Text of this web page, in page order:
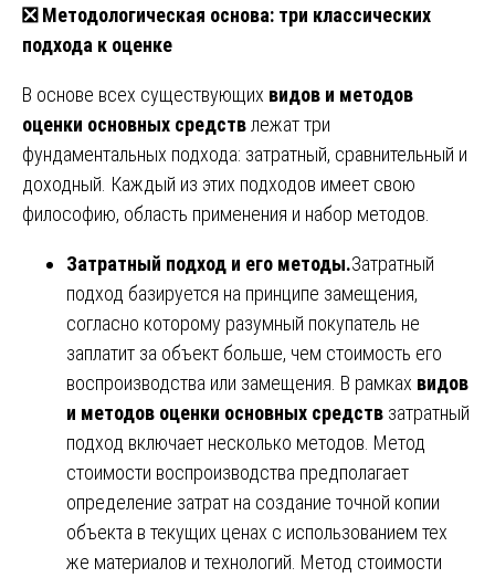
❎Методологическая основа: три классических
подхода к оценке
В основе всех существующих видов и методов
оценки основных средств лежат три
фундаментальных подхода: затратный, сравнительный и
доходный. Каждый из этих подходов имеет свою
философию, область применения и набор методов.
Затратный подход и его методы.Затратный
подход базируется на принципе замещения,
согласно которому разумный покупатель не
заплатит за объект больше, чем стоимость его
воспроизводства или замещения. В рамках видов
и методов оценки основных средств затратный
подход включает несколько методов. Метод
стоимости воспроизводства предполагает
определение затрат на создание точной копии
объекта в текущих ценах с использованием тех
же материалов и технологий. Метод стоимости